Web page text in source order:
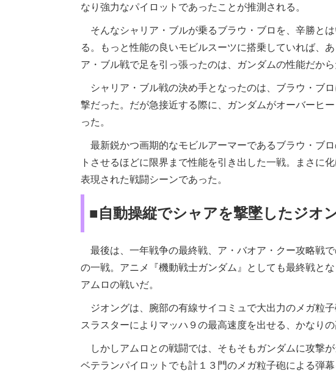
なり強力なパイロットであったことが推測される。
そんなシャリア・ブルが乗るブラウ・ブロを、辛勝と
る。もっと性能の良いモビルスーツに搭乗していれば、
ア・ブル戦で足を引っ張ったのは、ガンダムの性能だから
シャリア・ブル戦の決め手となったのは、ブラウ・ブ
撃だった。だが急接近する際に、ガンダムがオーバーヒ
った。
最新鋭かつ画期的なモビルアーマーであるブラウ・ブ
トさせるほどに限界まで性能を引き出した一戦。まさに
表現された戦闘シーンであった。
■自動操縦でシャアを撃墜したジオ
最後は、一年戦争の最終戦、ア・バオア・クー攻略戦
の一戦。アニメ『機動戦士ガンダム』としても最終戦と
アムロの戦いだ。
ジオングは、腕部の有線サイコミュで大出力のメガ粒
スラスターによりマッハ９の最高速度を出せる、かなりの
しかしアムロとの戦闘では、そもそもガンダムに攻撃が
ベテランパイロットでも計１３門のメガ粒子砲による弾